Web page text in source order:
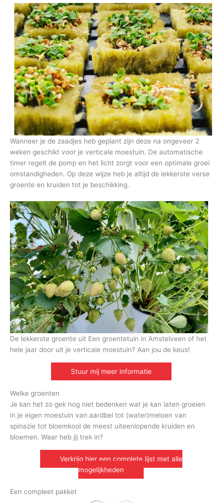
Wanneer je de zaadjes heb geplant zijn deze na ongeveer 2
weken geschikt voor je verticale moestuin. De automatische
timer regelt de pomp en het licht zorgt voor een optimale groei
omstandigheden. Op deze wijze heb je altijd de lekkerste verse
groente en kruiden tot je beschikking.
De lekkerste groente uit Een groentetuin in Amstelveen of het
hele jaar door uit je verticale moestuin? Aan jou de keus!
Stuur mij meer informatie
Welke groenten
Je kan het zo gek nog niet bedenken wat je kan laten groeien
in je eigen moestuin van aardbei tot (water)meloen van
spinazie tot bloemkool de meest uiteenlopende kruiden en
bloemen. Waar heb jij trek in?
Verkrijg hier een complete lijst met alle
mogelijkheden
Een compleet pakket